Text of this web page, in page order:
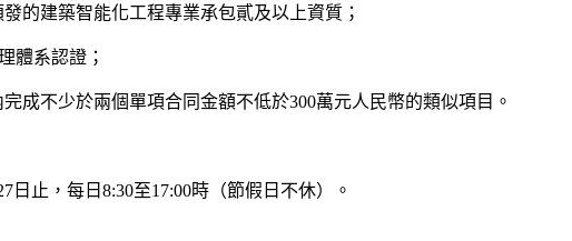
的建築智能化工程專業承包貳及以上資質；
體系認證；
完成不少於兩個單項合同金額不低於300萬元人民幣的類似項目。
日止，每日8:30至17:00時（節假日不休）。